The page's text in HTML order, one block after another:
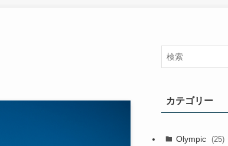
カテゴリー
Olympic (25)